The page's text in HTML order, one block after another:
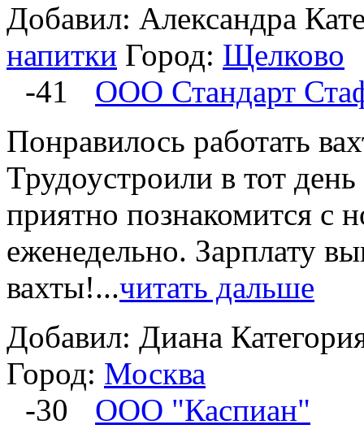
Добавил: Александра
напитки Город: Щелково
-41
ООО Стандарт
Понравилось работать
Трудоустроили в тот
приятно познакомится
еженедельно. Зарплату
вахты!...читать дальше
Добавил: Диана
Город: Москва
-30
ООО "Каспиан"